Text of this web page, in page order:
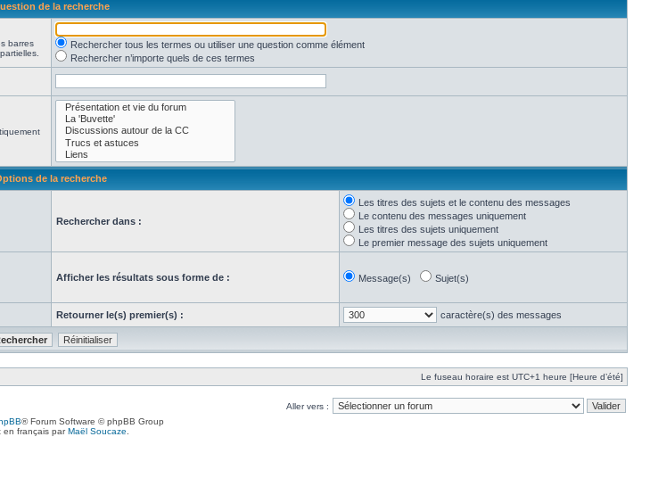
de la recherche
barres
Rechercher tous les termes ou utiliser une question comme élément
Rechercher n’importe quels de ces termes
de la recherche
Rechercher dans :
Les titres des sujets et le contenu des messages
Le contenu des messages uniquement
Les titres des sujets uniquement
Le premier message des sujets uniquement
Afficher les résultats sous forme de : Message(s) Sujet(s)
Retourner le(s) premier(s) : caractère(s) des messages
Le fuseau horaire est UTC+1 heure [Heure d’été]
Aller vers :
® Forum Software © phpBB Group
en français parMaël Soucaze